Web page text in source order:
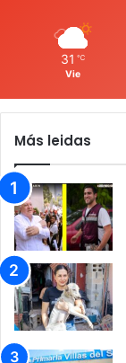
31 ℃
Vie
Más leidas